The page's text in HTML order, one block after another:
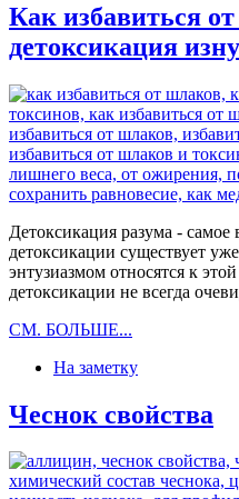
Как избавиться
детоксикация
Детоксикация разума -
детоксикации существует
энтузиазмом относятся к
детоксикации не всегда
СМ. БОЛЬШЕ...
от
ч.
4
детоксикация
изнутри
На заметку
Чеснок свойства